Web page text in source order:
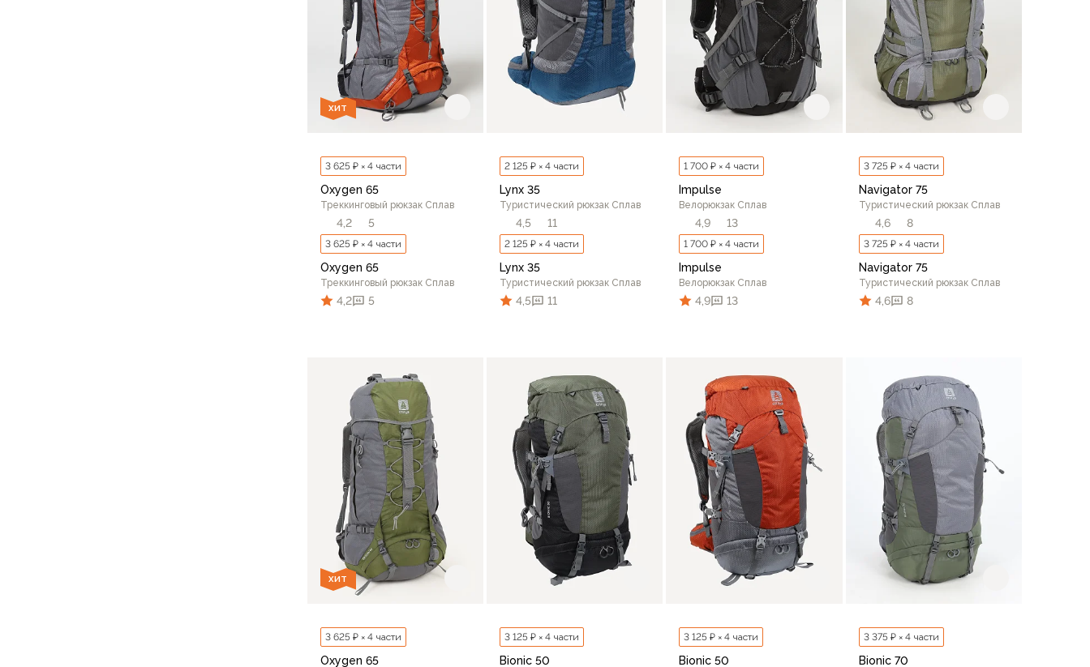
ХИТ
3 625 ₽ × 4 части
Oxygen 65
Треккинговый рюкзак Сплав
4,2 5
3 625 ₽ × 4 части
Oxygen 65
Треккинговый рюкзак Сплав
4,2 5
В корзину
2 125 ₽ × 4 части
Lynx 35
Туристический рюкзак Сплав
4,5 11
2 125 ₽ × 4 части
Lynx 35
Туристический рюкзак Сплав
4,5 11
В корзину
1 700 ₽ × 4 части
Impulse
Велорюкзак Сплав
4,9 13
1 700 ₽ × 4 части
Impulse
Велорюкзак Сплав
4,9 13
В корзину
3 725 ₽ × 4 части
Navigator 75
Туристический рюкзак Сплав
4,6 8
3 725 ₽ × 4 части
Navigator 75
Туристический рюкзак Сплав
4,6 8
В корзину
ХИТ
3 625 ₽ × 4 части
Oxygen 65
3 125 ₽ × 4 части
Bionic 50
3 125 ₽ × 4 части
Bionic 50
3 375 ₽ × 4 части
Bionic 70